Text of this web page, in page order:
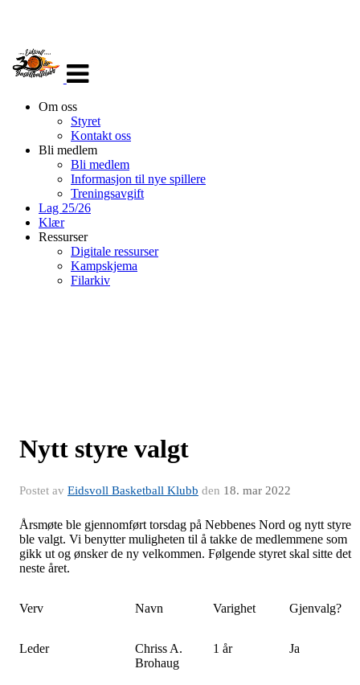
navigasjon
Om oss
Styret
Kontakt oss
Bli medlem
Bli medlem
Informasjon til nye spillere
Treningsavgift
Lag 25/26
Klær
Ressurser
Digitale ressurser
Kampskjema
Filarkiv
Nytt styre valgt
Postet av Eidsvoll Basketball Klubb den 18. mar 2022
Årsmøte ble gjennomført torsdag på Nebbenes Nord og nytt styre
ble valgt. Vi benytter muligheten til å takke de medlemmene som
gikk ut og ønsker de ny velkommen. Følgende styret skal sitte det
neste året.
Verv Navn Varighet Gjenvalg?
Leder
Chriss A.
Brohaug
1 år Ja